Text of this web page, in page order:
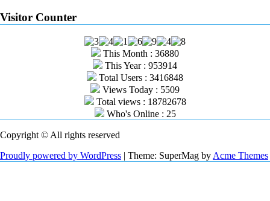
Visitor Counter
This Month : 36880
This Year : 953914
Total Users : 3416848
Views Today : 5509
Total views : 18782678
Who's Online : 25
Copyright © All rights reserved
Proudly powered by WordPress | Theme: SuperMag by Acme Themes